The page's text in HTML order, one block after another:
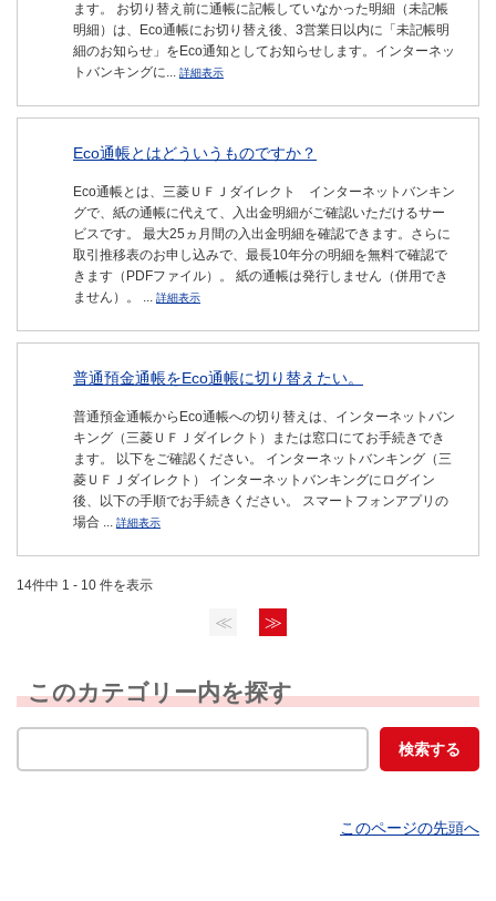
ます。 お切り替え前に通帳に記帳していなかった明細（未記帳
明細）は、Eco通帳にお切り替え後、3営業日以内に「未記帳明
細のお知らせ」をEco通知としてお知らせします。インターネッ
トバンキングに... 詳細表示
Eco通帳とはどういうものですか？
Eco通帳とは、三菱ＵＦＪダイレクト インターネットバンキン
グで、紙の通帳に代えて、入出金明細がご確認いただけるサー
ビスです。 最大25ヵ月間の入出金明細を確認できます。さらに
取引推移表のお申し込みで、最長10年分の明細を無料で確認で
きます（PDFファイル）。 紙の通帳は発行しません（併用でき
ません）。 ... 詳細表示
普通預金通帳をEco通帳に切り替えたい。
普通預金通帳からEco通帳への切り替えは、インターネットバン
キング（三菱ＵＦＪダイレクト）または窓口にてお手続きでき
ます。 以下をご確認ください。 インターネットバンキング（三
菱ＵＦＪダイレクト） インターネットバンキングにログイン
後、以下の手順でお手続きください。 スマートフォンアプリの
場合 ... 詳細表示
14件中 1 - 10 件を表示
≪ ≫
このカテゴリー内を探す
このページの先頭へ